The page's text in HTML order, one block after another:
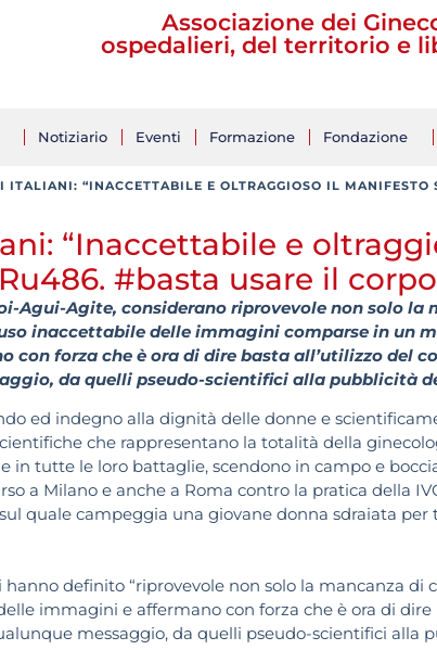
Associazione dei
ospedalieri, del territorio e
Notiziario Eventi Formazione Fondazione
ITALIANI: “INACCETTABILE E OLTRAGGIOSO IL
“Inaccettabile e
#basta usare il
Agui-Agite, considerano riprovevole non solo la
inaccettabile delle immagini comparse in un
con forza che è ora di dire basta all’utilizzo del
da quelli pseudo-scientifici alla pubblicità
ed indegno alla dignità delle donne e
che rappresentano la totalità della
in tutte le loro battaglie, scendono in campo e
a Milano e anche a Roma contro la pratica della
quale campeggia una giovane donna sdraiata per
definito “riprovevole non solo la mancanza di
immagini e affermano con forza che è ora di dire
messaggio, da quelli pseudo-scientifici alla